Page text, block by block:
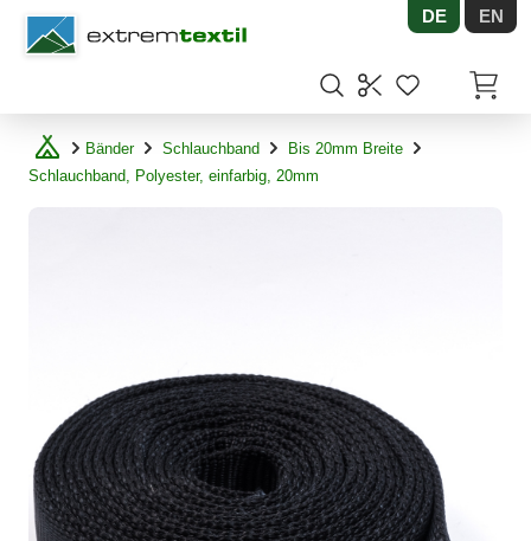
Shopware DE EN
Bänder Schlauchband
Bis 20mm Breite
Schlauchband, Polyester, einfarbig, 20mm